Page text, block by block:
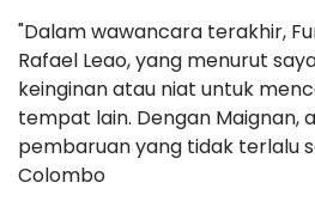
"Dalam wawancara terakhir,
Rafael Leao, yang menurut
keinginan atau niat untuk
tempat lain. Dengan Maignan,
pembaruan yang tidak terlalu
Colombo